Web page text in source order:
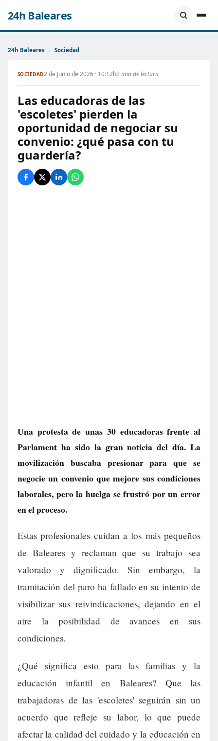
24h Baleares
24h Baleares › Sociedad
SOCIEDAD2 de Junio de 2026 · 10:12h2 min de lectura
Las educadoras de las
'escoletes' pierden la
oportunidad de negociar su
convenio: ¿qué pasa con tu
guardería?
Una protesta de unas 30 educadoras frente al
Parlament ha sido la gran noticia del día. La
movilización buscaba presionar para que se
negocie un convenio que mejore sus condiciones
laborales, pero la huelga se frustró por un error
en el proceso.
Estas profesionales cuidan a los más pequeños
de Baleares y reclaman que su trabajo sea
valorado y dignificado. Sin embargo, la
tramitación del paro ha fallado en su intento de
visibilizar sus reivindicaciones, dejando en el
aire la posibilidad de avances en sus
condiciones.
¿Qué significa esto para las familias y la
educación infantil en Baleares? Que las
trabajadoras de las 'escoletes' seguirán sin un
acuerdo que refleje su labor, lo que puede
afectar la calidad del cuidado y la educación en